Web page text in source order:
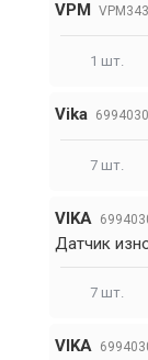
VPM
1 шт.
Vika
7 шт.
VIKA
Датчик
7 шт.
VIKA